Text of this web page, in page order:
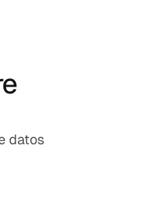
datos